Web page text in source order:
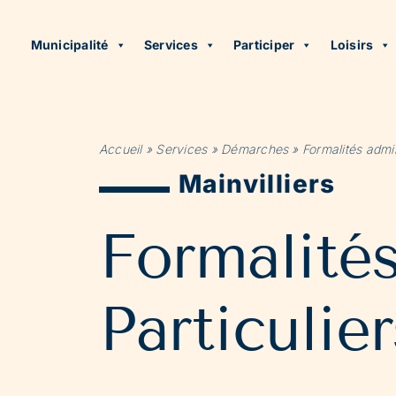
Municipalité Services Participer Loisirs
Accueil» Services» Démarches» Formalités
Mainvilliers